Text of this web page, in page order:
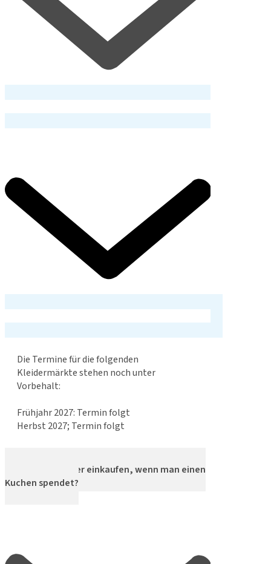
Die Termine für die folgenden
Kleidermärkte stehen noch unter
Vorbehalt:
Frühjahr 2027: Termin folgt
Herbst 2027; Termin folgt
Darf man früher einkaufen, wenn man einen
Kuchen spendet?